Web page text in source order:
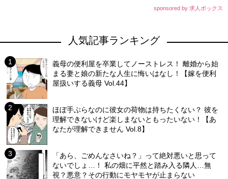
sponsored by 求人ボックス
人気記事ランキング
義母の便利屋を卒業してノーストレス！ 離婚から始
まる妻と娘の新たな人生に悔いはなし！【嫁を便利
屋扱いする義母 Vol.44】
ほぼ手ぶらなのに彼女の荷物は持ちたくない？ 彼を
理解できないけど楽しまないともったいない！【あ
なたが理解できません Vol.8】
「あら、ごめんなさいね？」って絶対悪いと思って
ないでしょ…！ 私の畑に平然と踏み入る隣人…無
視？悪意？その行動にモヤモヤが止まらない